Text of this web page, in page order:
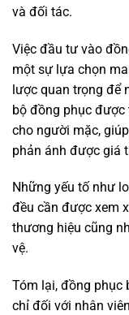
và đối tác.
Việc đầu tư vào
một sự lựa chọn
lược quan trọng để
bộ đồng phục
cho người mặc,
phản ánh được giá
Những yếu tố như
đều cần được xem
thương hiệu cũng
vệ.
Tóm lại, đồng phục
chỉ đối với nhân